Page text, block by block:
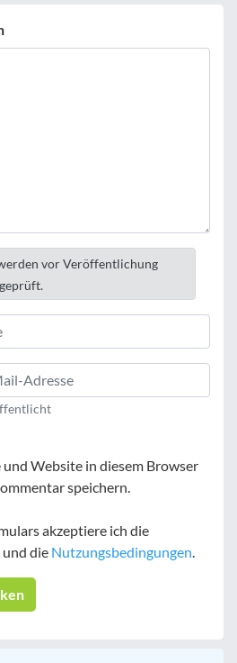
vor Veröffentlichung
Website in diesem Browser
speichern.
akzeptiere ich die
und die Nutzungsbedingungen